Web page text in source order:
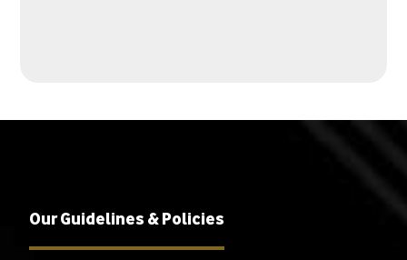
Our Guidelines & Policies